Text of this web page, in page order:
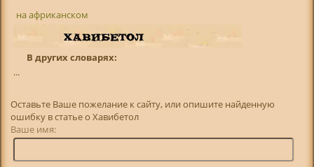
на африканском
В других словарях:
...
Оставьте Ваше пожелание к сайту, или опишите найденную
ошибку в статье о Хавибетол
Ваше имя: